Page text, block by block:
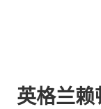
英格兰